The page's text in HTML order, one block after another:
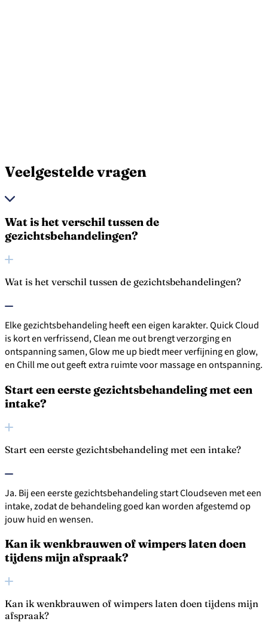
Veelgestelde vragen
Wat is het verschil tussen de
gezichtsbehandelingen?
Wat is het verschil tussen de gezichtsbehandelingen?
Elke gezichtsbehandeling heeft een eigen karakter. Quick Cloud
is kort en verfrissend, Clean me out brengt verzorging en
ontspanning samen, Glow me up biedt meer verfijning en glow,
en Chill me out geeft extra ruimte voor massage en ontspanning.
Start een eerste gezichtsbehandeling met een
intake?
Start een eerste gezichtsbehandeling met een intake?
Ja. Bij een eerste gezichtsbehandeling start Cloudseven met een
intake, zodat de behandeling goed kan worden afgestemd op
jouw huid en wensen.
Kan ik wenkbrauwen of wimpers laten doen
tijdens mijn afspraak?
Kan ik wenkbrauwen of wimpers laten doen tijdens mijn
afspraak?